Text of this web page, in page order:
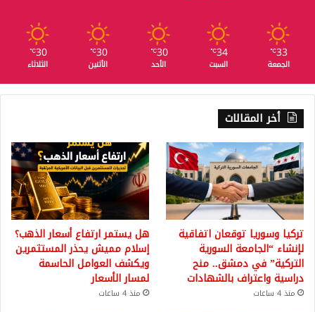
33
℃
الجمعة
34
℃
السبت
30
℃
الأحد
30
℃
الأثنين
30
℃
الثلاثاء
أخر المقالات
تركيا وسوريا توقعان اتفاقية
لإنشاء “الجامعة السورية
التركية” في دمشق.. منح
دراسية واعتراف بالشهادات
منذ 4 ساعات
هل يستمر ارتفاع أسعار الذهب؟
إسلام مميش يحذر المستثمرين
ويكشف العوامل الحاسمة
لمسار الأسعار
منذ 4 ساعات